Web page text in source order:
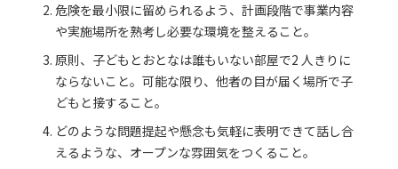
危険を最小限に留められるよう、計画段階で事業内容
や実施場所を熟考し必要な環境を整えること。
原則、子どもとおとなは誰もいない部屋で2 人きりに
ならないこと。可能な限り、他者の目が届く場所で子
どもと接すること。
どのような問題提起や懸念も気軽に表明できて話し合
えるような、オープンな雰囲気をつくること。